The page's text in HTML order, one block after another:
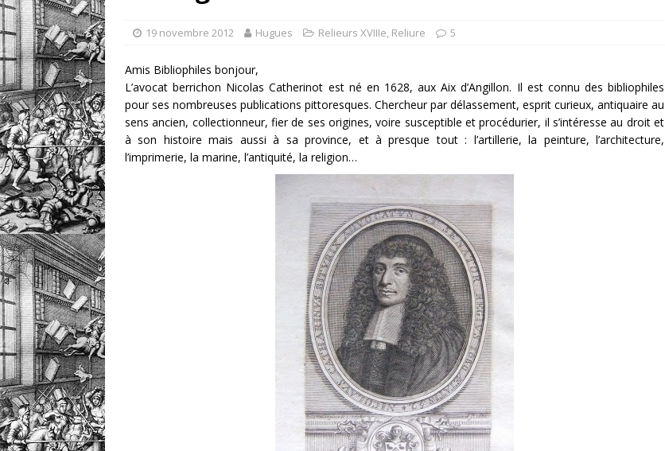
19 novembre 2012 Hugues Relieurs XVIIIe, Reliure 5
Amis Bibliophiles bonjour,
L’avocat berrichon Nicolas Catherinot est né en 1628, aux Aix d’Angillon. Il est connu des bibliophiles
pour ses nombreuses publications pittoresques. Chercheur par délassement, esprit curieux, antiquaire au
sens ancien, collectionneur, fier de ses origines, voire susceptible et procédurier, il s’intéresse au droit et
à son histoire mais aussi à sa province, et à presque tout : l’artillerie, la peinture, l’architecture,
l’imprimerie, la marine, l’antiquité, la religion…